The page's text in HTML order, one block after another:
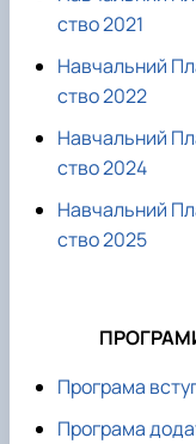
ство 2021
Навчальний
ство 2022
Навчальний
ство 2024
Навчальний
ство 2025
Програма
Програма